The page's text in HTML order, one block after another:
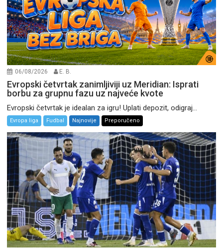
06/08/2026 E. B.
Evropski četvrtak zanimljiviji uz Meridian: Isprati
borbu za grupnu fazu uz najveće kvote
Evropski četvrtak je idealan za igru! Uplati depozit, odigraj...
Evropa liga Fudbal Najnovije Preporučeno